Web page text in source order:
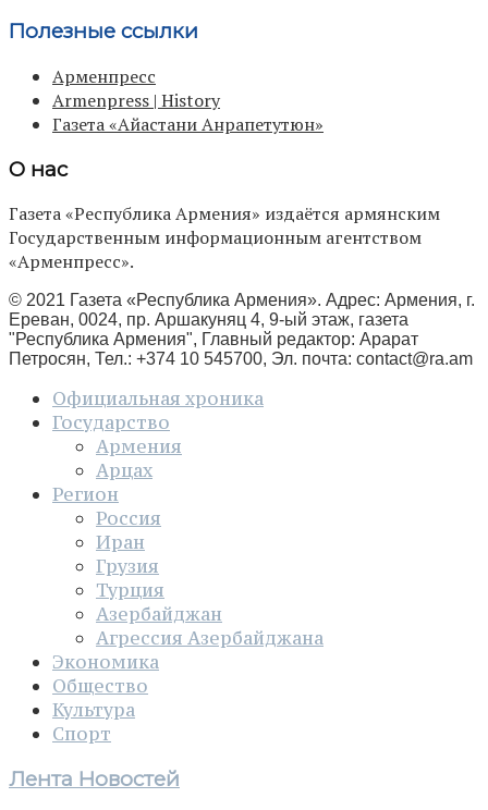
Полезные ссылки
Арменпресс
Armenpress | History
Газета «Айастани Анрапетутюн»
О нас
Газета «Республика Армения» издаётся армянским
Государственным информационным агентством
«Арменпресс».
© 2021 Газета «Республика Армения». Адрес: Армения, г.
Ереван, 0024, пр. Аршакуняц 4, 9-ый этаж, газета
"Республика Армения", Главный редактор: Арарат
Петросян, Тел.: +374 10 545700, Эл. почта: contact@ra.am
Официальная хроника
Государство
Армения
Арцах
Регион
Россия
Иран
Грузия
Турция
Азербайджан
Агрессия Азербайджана
Экономика
Общество
Культура
Спорт
Лента Новостей